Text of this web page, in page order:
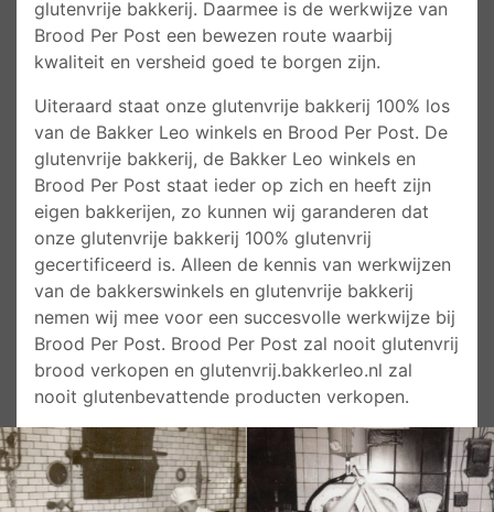
glutenvrije bakkerij. Daarmee is de werkwijze van
Brood Per Post een bewezen route waarbij
kwaliteit en versheid goed te borgen zijn.
Uiteraard staat onze glutenvrije bakkerij 100% los
van de Bakker Leo winkels en Brood Per Post. De
glutenvrije bakkerij, de Bakker Leo winkels en
Brood Per Post staat ieder op zich en heeft zijn
eigen bakkerijen, zo kunnen wij garanderen dat
onze glutenvrije bakkerij 100% glutenvrij
gecertificeerd is. Alleen de kennis van werkwijzen
van de bakkerswinkels en glutenvrije bakkerij
nemen wij mee voor een succesvolle werkwijze bij
Brood Per Post. Brood Per Post zal nooit glutenvrij
brood verkopen en glutenvrij.bakkerleo.nl zal
nooit glutenbevattende producten verkopen.